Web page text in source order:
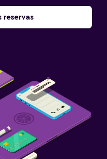
reservas